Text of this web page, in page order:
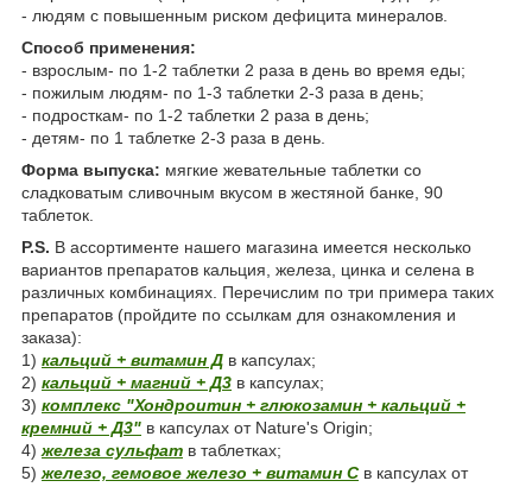
- людям с повышенным риском дефицита минералов.
Способ применения:
- взрослым- по 1-2 таблетки 2 раза в день во время еды;
- пожилым людям- по 1-3 таблетки 2-3 раза в день;
- подросткам- по 1-2 таблетки 2 раза в день;
- детям- по 1 таблетке 2-3 раза в день.
Форма выпуска: мягкие жевательные таблетки со
сладковатым сливочным вкусом в жестяной банке, 90
таблеток.
P.S. В ассортименте нашего магазина имеется несколько
вариантов препаратов кальция, железа, цинка и селена в
различных комбинациях. Перечислим по три примера таких
препаратов (пройдите по ссылкам для ознакомления и
заказа):
1) кальций + витамин Д в капсулах;
2) кальций + магний + Д3 в капсулах;
3) комплекс "Хондроитин + глюкозамин + кальций +
кремний + Д3" в капсулах от Nature's Origin;
4) железа сульфат в таблетках;
5) железо, гемовое железо + витамин Св капсулах от